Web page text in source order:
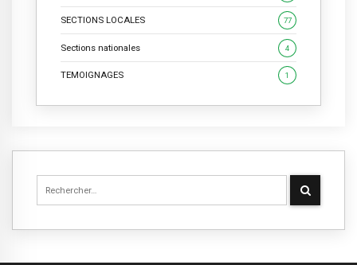
SECTIONS LOCALES 77
Sections nationales 4
TEMOIGNAGES 1